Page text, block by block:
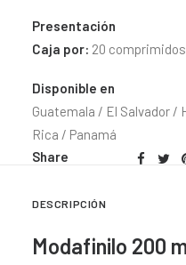
Presentación
Caja por: 20 comprimidos
Disponible en
Guatemala / El Salvador /
Rica / Panamá
Share
DESCRIPCIÓN
Modafinilo 200